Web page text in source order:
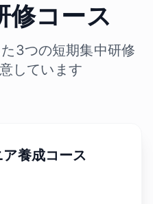
修コース
3つの短期集中研修
しています
養成コース